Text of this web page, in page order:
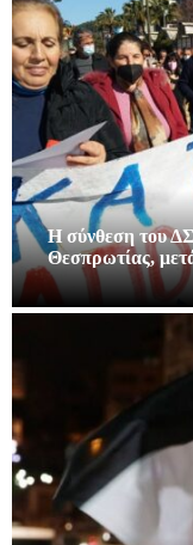
Η σύνθεση του
Θεσπρωτίας,